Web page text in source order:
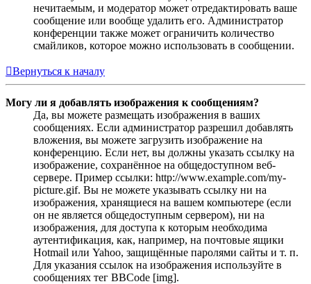
нечитаемым, и модератор может отредактировать ваше
сообщение или вообще удалить его. Администратор
конференции также может ограничить количество
смайликов, которое можно использовать в сообщении.
Вернуться к началу
Могу ли я добавлять изображения к сообщениям?
Да, вы можете размещать изображения в ваших
сообщениях. Если администратор разрешил добавлять
вложения, вы можете загрузить изображение на
конференцию. Если нет, вы должны указать ссылку на
изображение, сохранённое на общедоступном веб-
сервере. Пример ссылки: http://www.example.com/my-
picture.gif. Вы не можете указывать ссылку ни на
изображения, хранящиеся на вашем компьютере (если
он не является общедоступным сервером), ни на
изображения, для доступа к которым необходима
аутентификация, как, например, на почтовые ящики
Hotmail или Yahoo, защищённые паролями сайты и т. п.
Для указания ссылок на изображения используйте в
сообщениях тег BBCode [img].